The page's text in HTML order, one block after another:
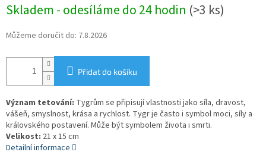
cena:
Skladem - odesíláme do 24 hodin (>3 ks)
Můžeme doručit do: 7.8.2026
Přidat do košíku
Význam tetování: Tygrům se připisují vlastnosti jako síla, dravost,
vášeň, smyslnost, krása a rychlost. Tygr je často i symbol moci, síly a
královského postavení. Může být symbolem života i smrti.
Velikost: 21 x 15 cm
Detailní informace